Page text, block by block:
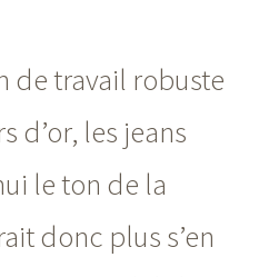
de travail robuste
d’or, les jeans
le ton de la
donc plus s’en